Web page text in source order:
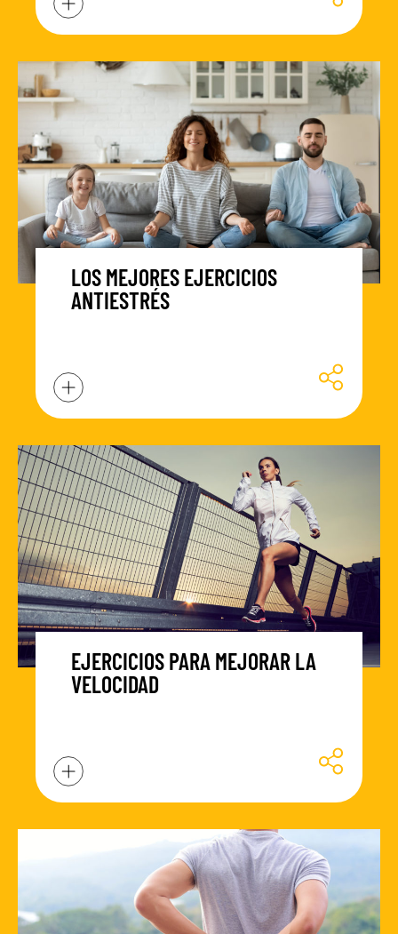
LOS MEJORES EJERCICIOS
ANTIESTRÉS
EJERCICIOS PARA MEJORAR LA
VELOCIDAD